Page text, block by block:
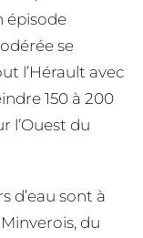
épisode
se
l’Hérault avec
150 à 200
l’Ouest du
d’eau sont à
du